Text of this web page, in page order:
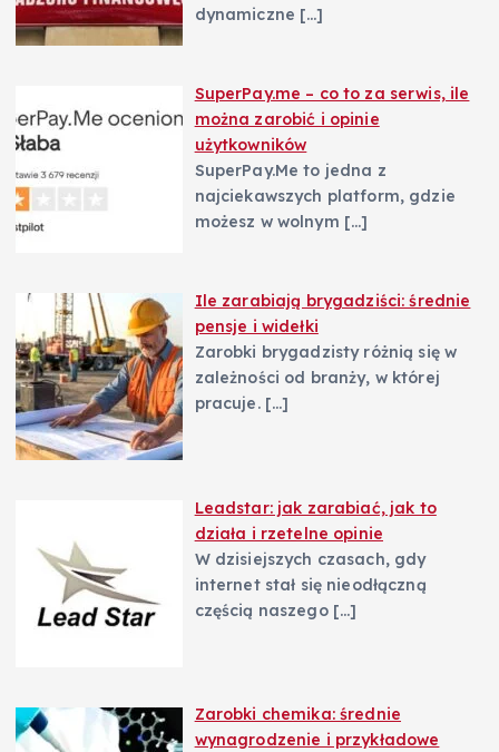
dynamiczne […]
SuperPay.me – co to za serwis, ile
można zarobić i opinie
użytkowników
SuperPay.Me to jedna z
najciekawszych platform, gdzie
możesz w wolnym […]
Ile zarabiają brygadziści: średnie
pensje i widełki
Zarobki brygadzisty różnią się w
zależności od branży, w której
pracuje. […]
Leadstar: jak zarabiać, jak to
działa i rzetelne opinie
W dzisiejszych czasach, gdy
internet stał się nieodłączną
częścią naszego […]
Zarobki chemika: średnie
wynagrodzenie i przykładowe